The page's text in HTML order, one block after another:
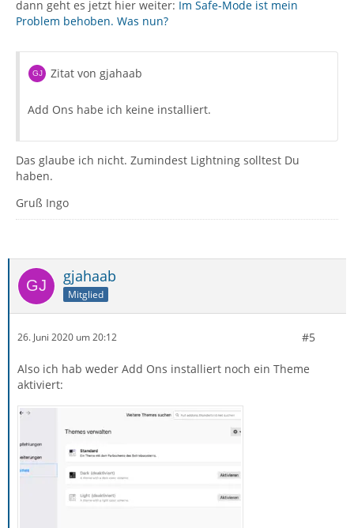
dann geht es jetzt hier weiter: Im Safe-Mode ist mein
Problem behoben. Was nun?
Zitat von gjahaab
Add Ons habe ich keine installiert.
Das glaube ich nicht. Zumindest Lightning solltest Du
haben.
Gruß Ingo
gjahaab
Mitglied
26. Juni 2020 um 20:12 #5
Also ich hab weder Add Ons installiert noch ein Theme
aktiviert: